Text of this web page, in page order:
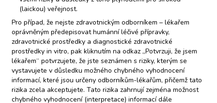
velmi častá. Nemoc ovlivňuje také pracovní výkon, výběr
zaměstnání a často vede k nutnosti úpravy pracovního
režimu. Mnoho pacientů navíc pociťuje v práci stres nebo
tlak související s jejich zdravotním stavem.
Informovanost o IBD
Naprostá většina dotazovaných sdělila, že má dostatečné
informace o IBD včetně možností léčby. Jako nejčastější
zdroje informací nemocní uvedli odborného ošetřujícího
(laickou) veřejnost.
Pro případ, že nejste zdravotnickým odborníkem – lékařem
oprávněným předepisovat humánní léčivé přípravky,
zdravotnické prostředky a diagnostické zdravotnické
prostředky in vitro, pak kliknutím na odkaz „Potvrzuji, že jsem
lékařem“ potvrzujete, že jste seznámen s riziky, kterým se
vystavujete v důsledku možného chybného vyhodnocení
informací, které jsou určeny odborníkům-lékařům, přičemž tato
rizika zcela akceptujete. Tato rizika zahrnují zejména možnost
chybného vyhodnocení (interpretace) informací dále